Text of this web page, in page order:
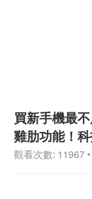
買新手機最
雞肋功能！
觀看次數: 11967